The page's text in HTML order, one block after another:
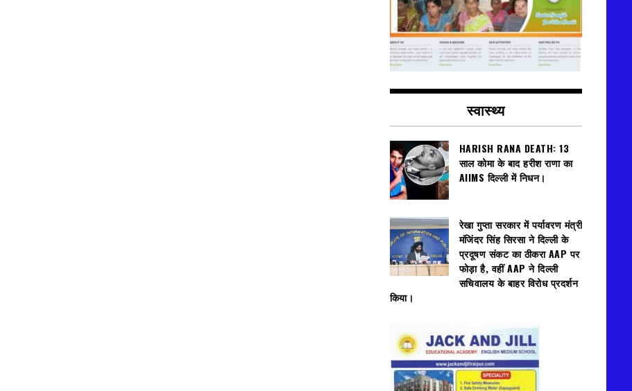
स्वास्थ्य
HARISH RANA DEATH: 13
साल कोमा के बाद हरीश राणा का
AIIMS दिल्ली में निधन।
रेखा गुप्ता सरकार में पर्यावरण मंत्री
मंजिंदर सिंह सिरसा ने दिल्ली के
प्रदूषण संकट का ठीकरा AAP पर
फोड़ा है, वहीं AAP ने दिल्ली
सचिवालय के बाहर विरोध प्रदर्शन
किया।